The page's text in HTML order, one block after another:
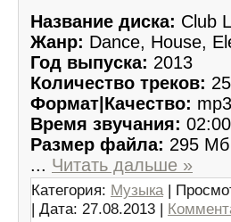
Название диска: Club
Жанр: Dance, House,
Год выпуска: 2013
Количество треков: 25
Формат|Качество:
Время звучания:
Размер файла: 295 Мб
... Читать дальше »
Категория: Музыка |
| Дата: 27.08.2013 |